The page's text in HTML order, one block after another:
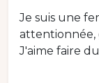
Je suis une
J'aime faire